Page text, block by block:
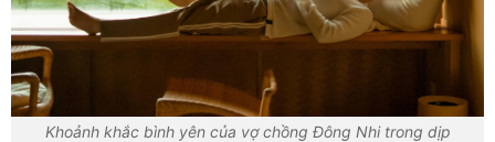
Khoảnh khắc bình yên của vợ chồng Đông Nhi trong dịp